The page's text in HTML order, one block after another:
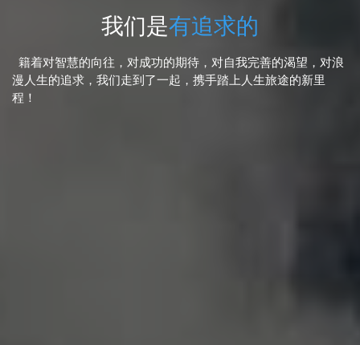
我们是有追求的
籍着对智慧的向往，对成功的期待，对自我完善的渴望，对浪
漫人生的追求，我们走到了一起，携手踏上人生旅途的新里
程！